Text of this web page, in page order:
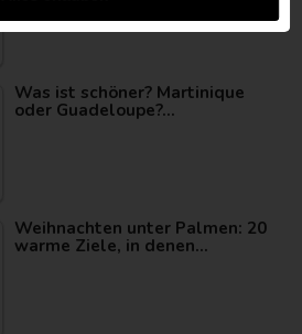
Was ist schöner? Martinique
oder Guadeloupe?…
Weihnachten unter Palmen: 20
warme Ziele, in denen…